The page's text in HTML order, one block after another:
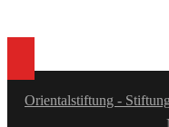
Orientalstiftung -